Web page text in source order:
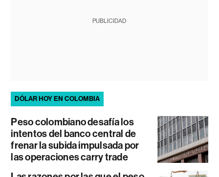
PUBLICIDAD
DÓLAR HOY EN COLOMBIA
Peso colombiano desafía los
intentos del banco central de
frenar la subida impulsada por
las operaciones carry trade